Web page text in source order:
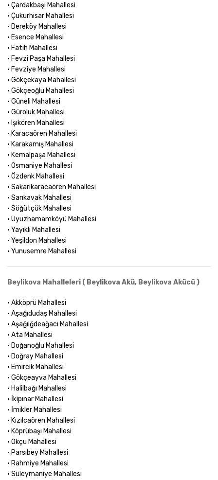
• Çardakbaşı Mahallesi
• Çukurhisar Mahallesi
• Dereköy Mahallesi
• Esence Mahallesi
• Fatih Mahallesi
• Fevzi Paşa Mahallesi
• Fevziye Mahallesi
• Gökçekaya Mahallesi
• Gökçeoğlu Mahallesi
• Güneli Mahallesi
• Güroluk Mahallesi
• Işıkören Mahallesi
• Karacaören Mahallesi
• Karakamış Mahallesi
• Kemalpaşa Mahallesi
• Osmaniye Mahallesi
• Özdenk Mahallesi
• Sakarıkaracaören Mahallesi
• Sarıkavak Mahallesi
• Söğütçük Mahallesi
• Uyuzhamamköyü Mahallesi
• Yayıklı Mahallesi
• Yeşildon Mahallesi
• Yunusemre Mahallesi
Beylikova Mahalleleri ( Beylikova Akü, Beylikova Akücü )
• Akköprü Mahallesi
• Aşağıdudaş Mahallesi
• Aşağıiğdeağacı Mahallesi
• Ata Mahallesi
• Doğanoğlu Mahallesi
• Doğray Mahallesi
• Emircik Mahallesi
• Gökçeayva Mahallesi
• Halilbağı Mahallesi
• İkipınar Mahallesi
• İmikler Mahallesi
• Kızılcaören Mahallesi
• Köprübaşı Mahallesi
• Okçu Mahallesi
• Parsıbey Mahallesi
• Rahmiye Mahallesi
• Süleymaniye Mahallesi